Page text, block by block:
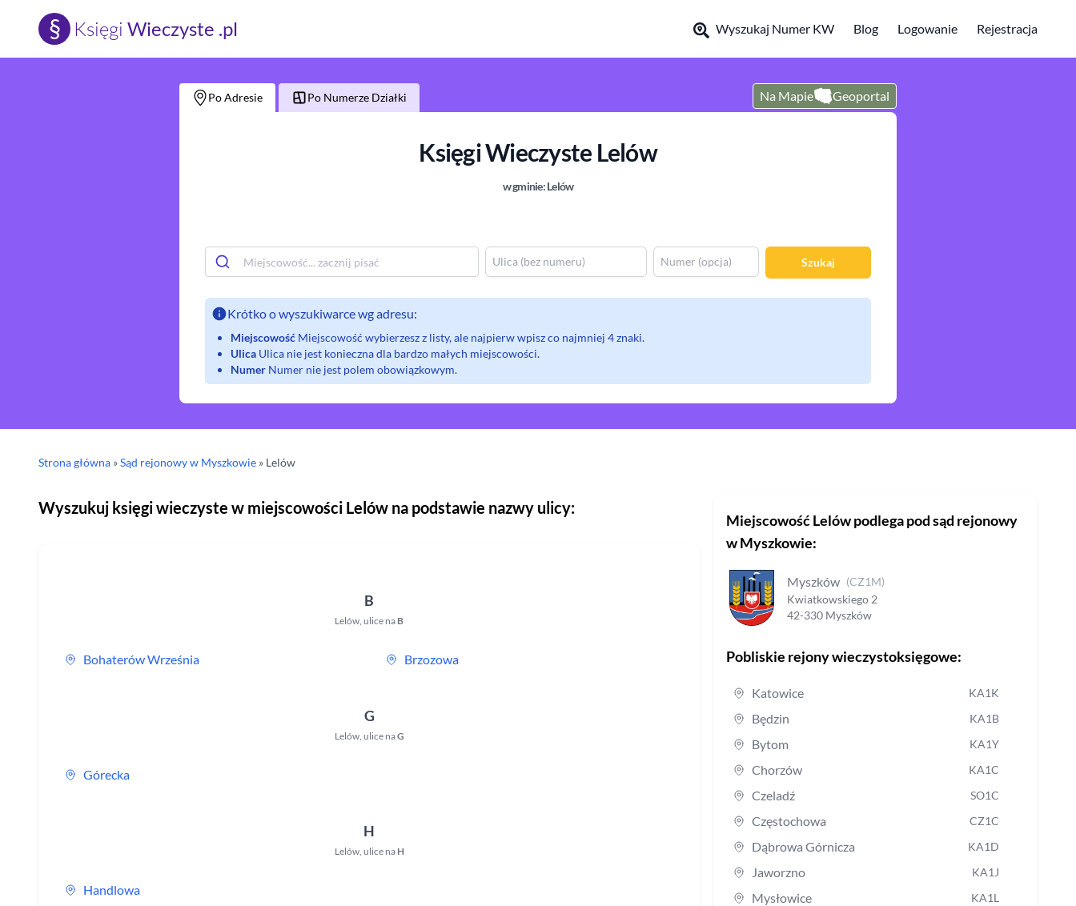
§ Księgi Wieczyste .pl Wyszukaj Numer KW Blog Logowanie Rejestracja
Po Adresie Po Numerze Działki Na Mapie Geoportal
Księgi Wieczyste Lelów
w gminie:Lelów
Szukaj
Krótko o wyszukiwarce wg adresu:
Miejscowość Miejscowość wybierzesz z listy, ale najpierw wpisz co najmniej 4 znaki.
Ulica Ulica nie jest konieczna dla bardzo małych miejscowości.
Numer Numer nie jest polem obowiązkowym.
Strona główna »Sąd rejonowyw Myszkowie » Lelów
Wyszukuj księgi wieczyste w miejscowości Lelów na podstawie nazwy ulicy:
B
Lelów,ulice na B
Bohaterów Września Brzozowa
G
Lelów, ulice naG
Górecka
H
Lelów, ulice na H
Handlowa
MiejscowośćLelówpodlega pod sąd rejonowy
w Myszkowie:
Myszków (CZ1M)
Kwiatkowskiego 2
42-330 Myszków
Pobliskie rejony wieczystoksięgowe:
Katowice KA1K
Będzin KA1B
Bytom KA1Y
Chorzów KA1C
Czeladź SO1C
Częstochowa CZ1C
Dąbrowa Górnicza KA1D
Jaworzno KA1J
Mysłowice KA1L